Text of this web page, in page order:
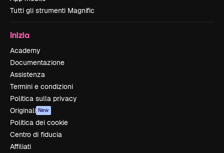
Tutti gli strumenti Magnific
Inizia
Academy
Documentazione
Assistenza
Termini e condizioni
Politica sulla privacy
Originali New
Politica dei cookie
Centro di fiducia
Affiliati